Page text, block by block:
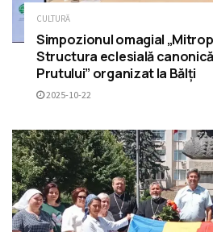
CULTURĂ
Simpozionul omagial
Structura eclesială
Prutului” organizat la Bălți
2025-10-22